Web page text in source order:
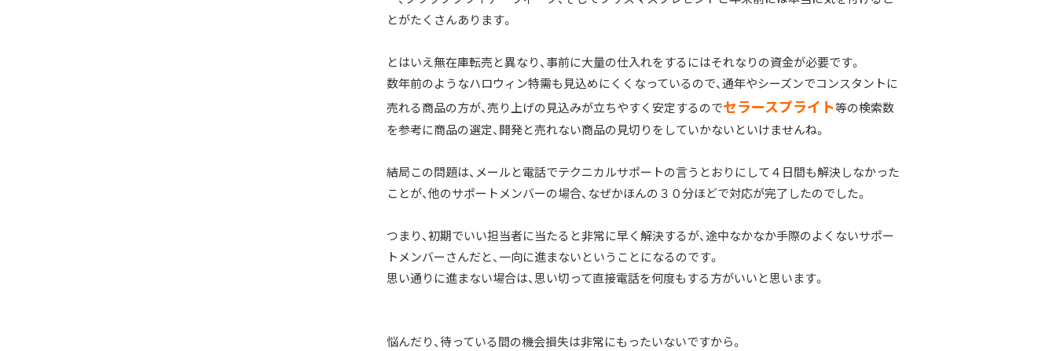
とがたくさんあります。
とはいえ無在庫転売と異なり、事前に大量の仕入れをするにはそれなりの資金が必要です。
数年前のようなハロウィン特需も見込めにくくなっているので、通年やシーズンでコンスタントに
売れる商品の方が、売り上げの見込みが立ちやすく安定するのでセラースプライト等の検索数
を参考に商品の選定、開発と売れない商品の見切りをしていかないといけませんね。
結局この問題は、メールと電話でテクニカルサポートの言うとおりにして４日間も解決しなかった
ことが、他のサポートメンバーの場合、なぜかほんの３０分ほどで対応が完了したのでした。
つまり、初期でいい担当者に当たると非常に早く解決するが、途中なかなか手際のよくないサポー
トメンバーさんだと、一向に進まないということになるのです。
思い通りに進まない場合は、思い切って直接電話を何度もする方がいいと思います。
悩んだり、待っている間の機会損失は非常にもったいないですから。